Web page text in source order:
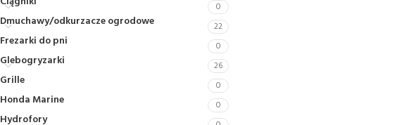
0
Dmuchawy/odkurzacze ogrodowe 22
Frezarki do pni 0
Glebogryzarki 26
Grille 0
Honda Marine 0
Hydrofory